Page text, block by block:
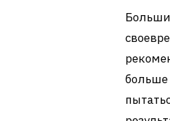
больше